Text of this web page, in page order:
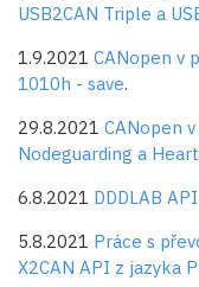
USB2CAN Triple a
1.9.2021 CANopen v
1010h - save.
29.8.2021 CANopen
Nodeguarding a
6.8.2021 DDDLAB
5.8.2021 Práce s
X2CAN API z jazyka